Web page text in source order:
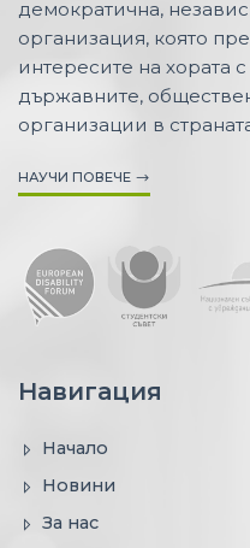
демократична,
организация, която
интересите на хората
държавните,
организации в
НАУЧИ ПОВЕЧЕ
Навигация
Начало
Новини
За нас